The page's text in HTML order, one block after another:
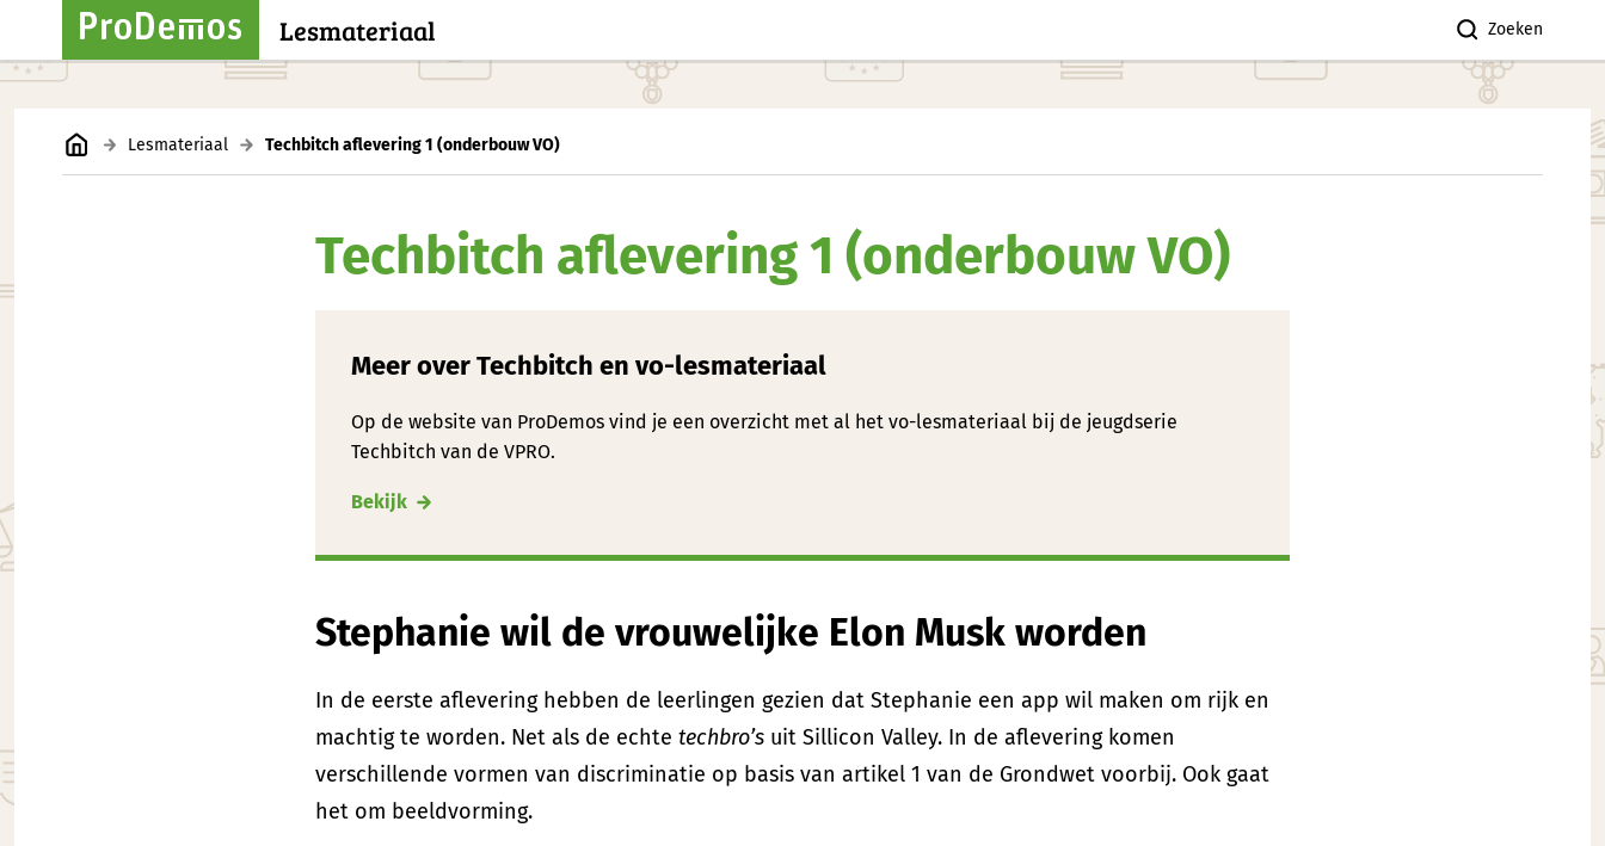
Lesmateriaal Zoeken
Lesmateriaal Techbitch aflevering 1 (onderbouw VO)
Techbitch aflevering 1 (onderbouw VO)
Meer over Techbitch en vo-lesmateriaal
Op de website van ProDemos vind je een overzicht met al het vo-lesmateriaal bij de jeugdserie
Techbitch van de VPRO.
Bekijk
Stephanie wil de vrouwelijke Elon Musk worden
In de eerste aflevering hebben de leerlingen gezien dat Stephanie een app wil maken om rijk en
machtig te worden. Net als de echte techbro’s uit Sillicon Valley. In de aflevering komen
verschillende vormen van discriminatie op basis van artikel 1 van de Grondwet voorbij. Ook gaat
het om beeldvorming.